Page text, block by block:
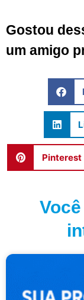
Gostou
um amigo
Pinterest